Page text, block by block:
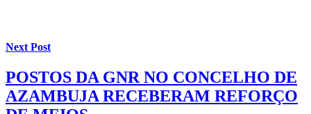
Next Post
POSTOS DA GNR NO CONCELHO DE
AZAMBUJA RECEBERAM REFORÇO